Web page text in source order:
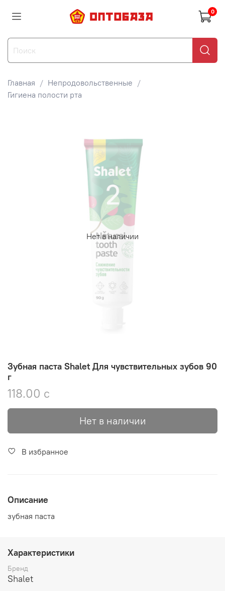
0
Главная
Непродовольственные
Гигиена полости рта
Нет в наличии
Зубная паста Shalet Для чувствительных зубов 90
г
118.00 с
Нет в наличии
В избранное
Описание
зубная паста
Характеристики
Бренд
Shalet